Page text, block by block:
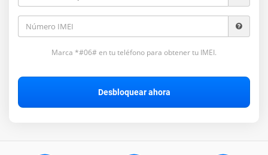
Verificación de IMEI
Marca *#06# en tu teléfono para obtener tu IMEI.
Desbloquear ahora